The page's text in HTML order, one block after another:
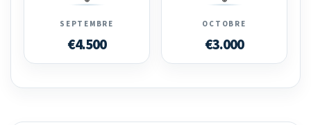
SEPTEMBRE
€4.500
OCTOBRE
€3.000